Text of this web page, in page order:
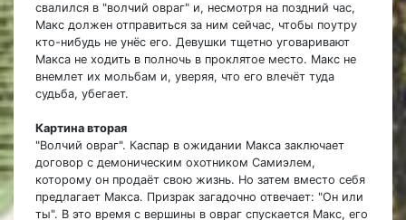
свалился в "волчий овраг" и, несмотря на поздний час,
Макс должен отправиться за ним сейчас, чтобы поутру
кто-нибудь не унёс его. Девушки тщетно уговаривают
Макса не ходить в полночь в проклятое место. Макс не
внемлет их мольбам и, уверяя, что его влечёт туда
судьба, убегает.
Картина вторая
"Волчий овраг". Каспар в ожидании Макса заключает
договор с демоническим охотником Самиэлем,
которому он продаёт свою жизнь. Но затем вместо себя
предлагает Макса. Призрак загадочно отвечает: "Он или
ты". В это время с вершины в овраг спускается Макс, его